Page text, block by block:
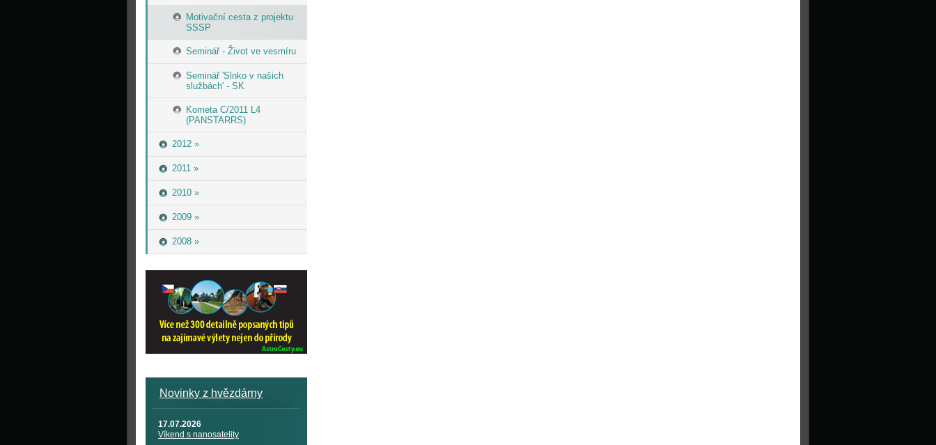
Motivační cesta z projektu
SSSP
Seminář - Život ve vesmíru
Seminář 'Slnko v našich
službách' - SK
Kometa C/2011 L4
(PANSTARRS)
2012 »
2011 »
2010 »
2009 »
2008 »
Novinky z hvězdárny
17.07.2026
Víkend s nanosatelity